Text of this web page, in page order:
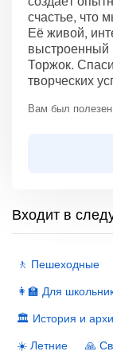
счастье, что
Её живой,
выстроенный
Торжок.
творческих
Вам был
Входит в
🚶 Пешеходные
👩‍🏫 Для
🏛 История и
☀️ Летние
🙏